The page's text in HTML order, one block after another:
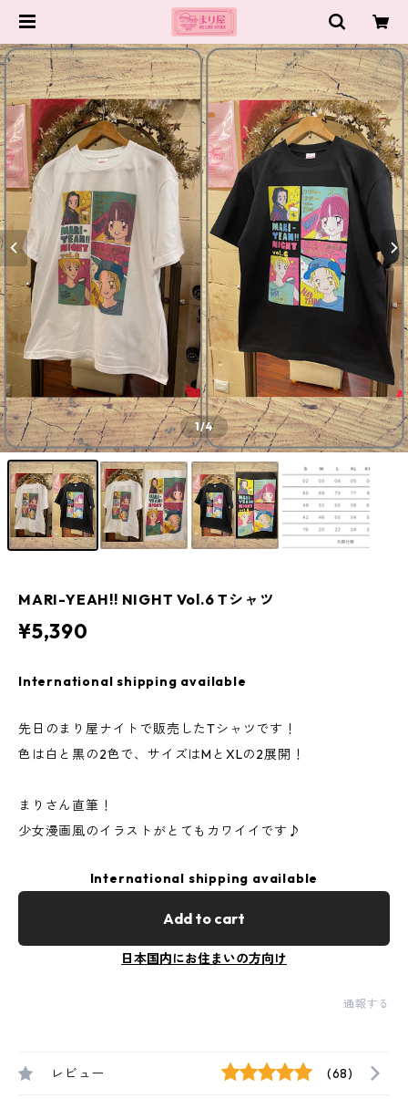
1/4
MARI-YEAH!! NIGHT Vol.6 Tシャツ
¥5,390
International shipping available
先日のまり屋ナイトで販売したTシャツです！
色は白と黒の2色で、サイズはMとXLの2展開！
まりさん直筆！
少女漫画風のイラストがとてもカワイイです♪
International shipping available
Add to cart
日本国内にお住まいの方向け
通報する
レビュー (68)